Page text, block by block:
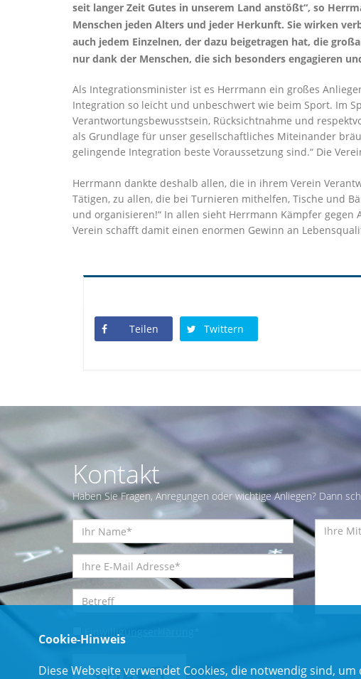
seit langer Zeit Gutes in unserem Land anstößt“, so
Menschen jeden Alters und jeder Herkunft. Sie wirken
auch jedem Einzelnen, der dazu beigetragen hat, die
nur dank der Menschen, die sich besonders engagieren
Als Integrationsminister ist es Herrmann ein großes
Integration so leicht und unbeschwert wie beim Sport. Im
Verantwortungsbewusstsein, Rücksichtnahme und
als Grundlage für unser gesellschaftliches Miteinander
gelingende Integration beste Voraussetzung sind.“ Die
Herrmann dankte deshalb allen, die in ihrem Verein
Tätigen, zu allen, die bei Turnieren mithelfen, Tische und
und organisieren!“ In allen sieht Herrmann Kämpfer
Verein schafft damit einen enormen Gewinn an
Teilen Twittern
Kontakt
Haben Sie Fragen, Anregungen oder wichtige Anliegen? Dann
Einwilligungserklärung
Cookie-Hinweis
Diese Webseite verwendet Cookies, die notwendig sind,